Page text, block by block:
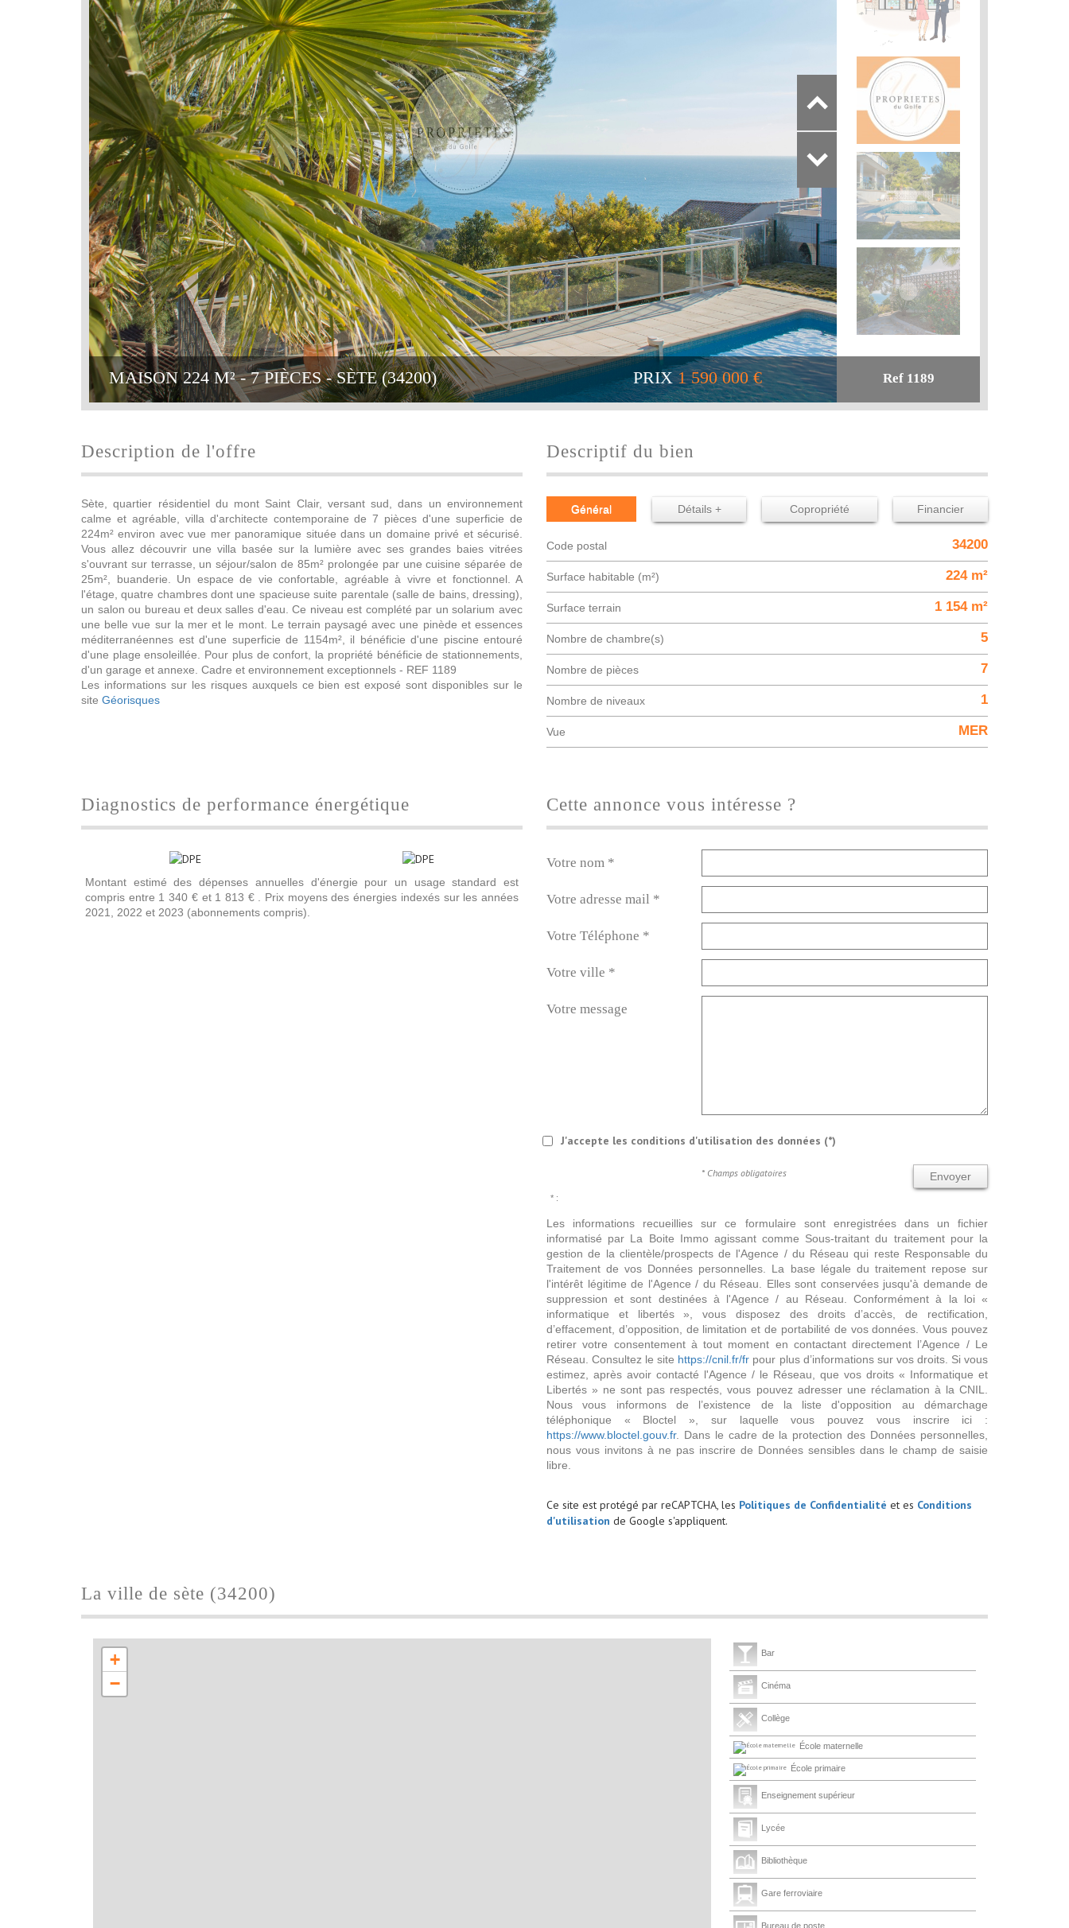
MAISON 224 M² - 7 PIÈCES - SÈTE (34200) PRIX1 590 000 € Ref 1189
description de l'offre
Sète, quartier résidentiel du mont Saint Clair, versant sud, dans un environnement
calme et agréable, villa d'architecte contemporaine de 7 pièces d'une superficie de
224m² environ avec vue mer panoramique située dans un domaine privé et sécurisé.
Vous allez découvrir une villa basée sur la lumière avec ses grandes baies vitrées
s'ouvrant sur terrasse, un séjour/salon de 85m² prolongée par une cuisine séparée de
25m², buanderie. Un espace de vie confortable, agréable à vivre et fonctionnel. A
l'étage, quatre chambres dont une spacieuse suite parentale (salle de bains, dressing),
un salon ou bureau et deux salles d'eau. Ce niveau est complété par un solarium avec
une belle vue sur la mer et le mont. Le terrain paysagé avec une pinède et essences
méditerranéennes est d'une superficie de 1154m², il bénéficie d'une piscine entouré
d'une plage ensoleillée. Pour plus de confort, la propriété bénéficie de stationnements,
d'un garage et annexe. Cadre et environnement exceptionnels - REF 1189
Les informations sur les risques auxquels ce bien est exposé sont disponibles sur le
site Géorisques
descriptif du bien
Général Détails + Copropriété Financier
Code postal 34200
Surface habitable (m²) 224 m²
surface terrain 1 154 m²
Nombre de chambre(s) 5
Nombre de pièces 7
Nombre de niveaux 1
Vue MER
diagnostics de performance énergétique
Montant estimé des dépenses annuelles d'énergie pour un usage standard est
compris entre 1 340 € et 1 813 € . Prix moyens des énergies indexés sur les années
2021, 2022 et 2023 (abonnements compris).
cette annonce vous intéresse ?
Votre nom *
Votre adresse mail *
Votre Téléphone *
Votre ville *
Votre message
J'accepte les conditions d'utilisation des données (*)
Envoyer
* Champs obligatoires
* :
Les informations recueillies sur ce formulaire sont enregistrées dans un fichier
informatisé par La Boite Immo agissant comme Sous-traitant du traitement pour la
gestion de la clientèle/prospects de l'Agence / du Réseau qui reste Responsable du
Traitement de vos Données personnelles. La base légale du traitement repose sur
l'intérêt légitime de l'Agence / du Réseau. Elles sont conservées jusqu'à demande de
suppression et sont destinées à l'Agence / au Réseau. Conformément à la loi «
informatique et libertés », vous disposez des droits d’accès, de rectification,
d’effacement, d’opposition, de limitation et de portabilité de vos données. Vous pouvez
retirer votre consentement à tout moment en contactant directement l’Agence / Le
Réseau. Consultez le site https://cnil.fr/fr pour plus d’informations sur vos droits. Si vous
estimez, après avoir contacté l'Agence / le Réseau, que vos droits « Informatique et
Libertés » ne sont pas respectés, vous pouvez adresser une réclamation à la CNIL.
Nous vous informons de l’existence de la liste d'opposition au démarchage
téléphonique « Bloctel », sur laquelle vous pouvez vous inscrire ici :
https://www.bloctel.gouv.fr. Dans le cadre de la protection des Données personnelles,
nous vous invitons à ne pas inscrire de Données sensibles dans le champ de saisie
libre.
Ce site est protégé par reCAPTCHA, les Politiques de Confidentialité et es Conditions
d'utilisation de Google s'appliquent.
la ville de sète (34200)
+
−
Bar
Cinéma
Collège
École maternelle
École primaire
Enseignement supérieur
Lycée
Bibliothèque
Gare ferroviaire
Bureau de poste